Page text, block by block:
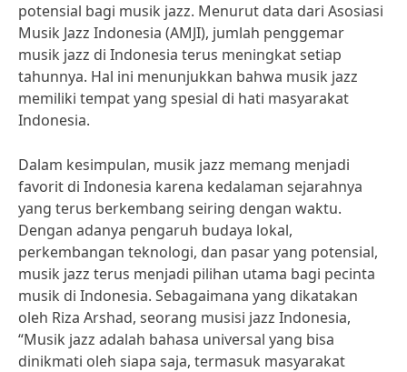
potensial bagi musik jazz. Menurut data dari Asosiasi
Musik Jazz Indonesia (AMJI), jumlah penggemar
musik jazz di Indonesia terus meningkat setiap
tahunnya. Hal ini menunjukkan bahwa musik jazz
memiliki tempat yang spesial di hati masyarakat
Indonesia.
Dalam kesimpulan, musik jazz memang menjadi
favorit di Indonesia karena kedalaman sejarahnya
yang terus berkembang seiring dengan waktu.
Dengan adanya pengaruh budaya lokal,
perkembangan teknologi, dan pasar yang potensial,
musik jazz terus menjadi pilihan utama bagi pecinta
musik di Indonesia. Sebagaimana yang dikatakan
oleh Riza Arshad, seorang musisi jazz Indonesia,
“Musik jazz adalah bahasa universal yang bisa
dinikmati oleh siapa saja, termasuk masyarakat